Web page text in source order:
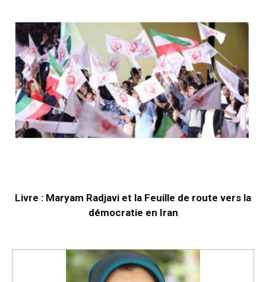
Livre : Maryam Radjavi et la Feuille de route vers la
démocratie en Iran